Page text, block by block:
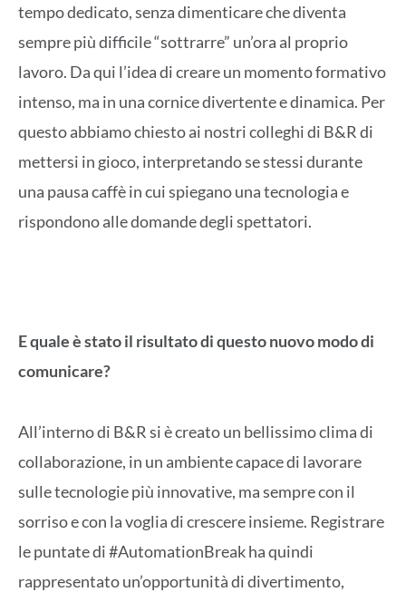
tempo dedicato, senza dimenticare che diventa
sempre più difficile “sottrarre” un’ora al proprio
lavoro. Da qui l’idea di creare un momento formativo
intenso, ma in una cornice divertente e dinamica. Per
questo abbiamo chiesto ai nostri colleghi di B&R di
mettersi in gioco, interpretando se stessi durante
una pausa caffè in cui spiegano una tecnologia e
rispondono alle domande degli spettatori.
E quale è stato il risultato di questo nuovo modo di
comunicare?
All’interno di B&R si è creato un bellissimo clima di
collaborazione, in un ambiente capace di lavorare
sulle tecnologie più innovative, ma sempre con il
sorriso e con la voglia di crescere insieme. Registrare
le puntate di #AutomationBreak ha quindi
rappresentato un’opportunità di divertimento,